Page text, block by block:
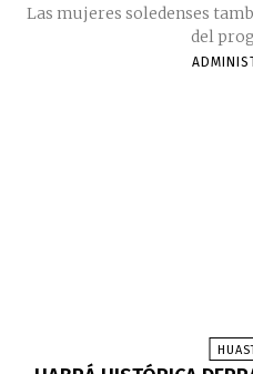
Las mujeres soledenses
del